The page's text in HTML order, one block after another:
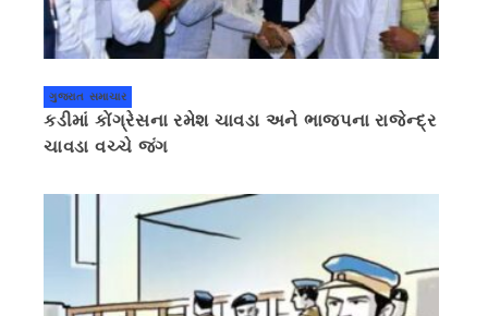
ગુજરાત સમાચાર
કડીમાં કોંગ્રેસના રમેશ ચાવડા અને ભાજપના રાજેન્દ્ર
ચાવડા વચ્ચે જંગ